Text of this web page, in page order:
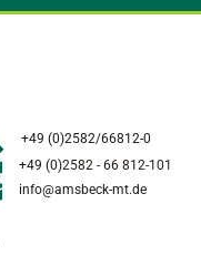
+49 (0)2582/66812-0
+49 (0)2582 - 66 812-101
info@amsbeck-mt.de